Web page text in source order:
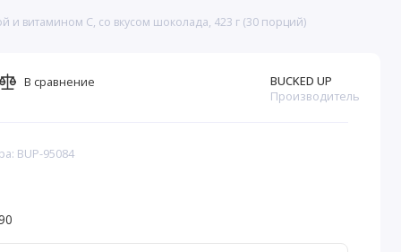
и витамином C, со вкусом шоколада, 423 г (30 порций)
BUP-95084
BUCKED UP
Производитель
В сравнение